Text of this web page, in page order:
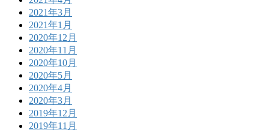
2021年3月
2021年1月
2020年12月
2020年11月
2020年10月
2020年5月
2020年4月
2020年3月
2019年12月
2019年11月